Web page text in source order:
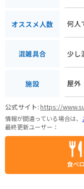
オススメ人数 何人
混雑具合 少し
施設 屋外
公式サイト:https://
情報が間違っている場合は、
最終更新ユーザー：
食べ